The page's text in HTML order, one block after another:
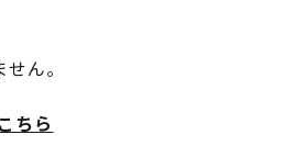
ん。
ちら